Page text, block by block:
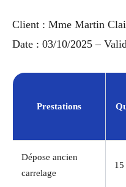
Client : Mme Martin
Date : 03/10/2025 –
Prestations
Dépose ancien
carrelage
15